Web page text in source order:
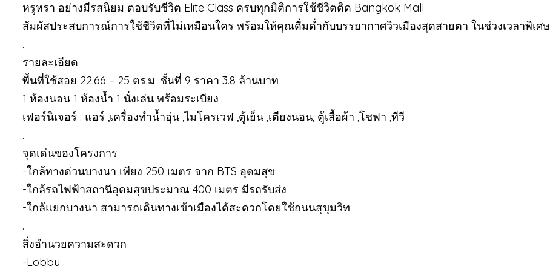
หรูหรา อย่างมีรสนิยม ตอบรับชีวิต Elite Class ครบทุกมิติการใช้ชีวิตติด Bangkok Mall
สัมผัสประสบการณ์การใช้ชีวิตที่ไม่เหมือนใคร พร้อมให้คุณดื่มด่ำกับบรรยากาศวิวเมืองสุดสายตา ในช่วงเวลาพิเศษ
.
รายละเอียด
พื้นที่ใช้สอย 22.66 – 25 ตร.ม. ชั้นที่ 9 ราคา 3.8 ล้านบาท
1 ห้องนอน 1 ห้องน้ำ 1 นั่งเล่น พร้อมระเบียง
เฟอร์นิเจอร์ : แอร์ ,เครื่องทำน้ำอุ่น ,ไมโครเวฟ ,ตู้เย็น ,เตียงนอน, ตู้เสื้อผ้า ,โชฟา ,ทีวี
.
จุดเด่นของโครงการ
-ใกล้ทางด่วนบางนา เพียง 250 เมตร จาก BTS อุดมสุข
-ใกล้รถไฟฟ้าสถานีอุดมสุขประมาณ 400 เมตร มีรถรับส่ง
-ใกล้แยกบางนา สามารถเดินทางเข้าเมืองได้สะดวกโดยใช้ถนนสุขุมวิท
.
สิ่งอำนวยความสะดวก
-Lobby